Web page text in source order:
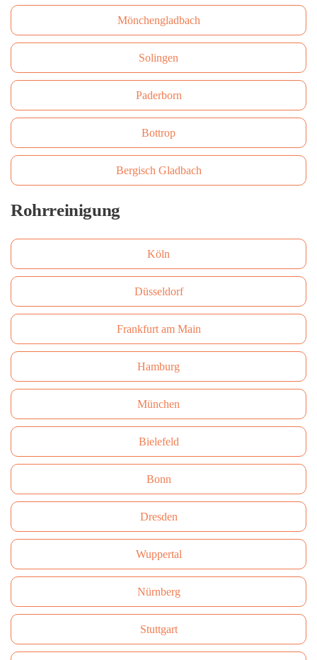
Mönchengladbach
Solingen
Paderborn
Bottrop
Bergisch Gladbach
Rohrreinigung
Köln
Düsseldorf
Frankfurt am Main
Hamburg
München
Bielefeld
Bonn
Dresden
Wuppertal
Nürnberg
Stuttgart